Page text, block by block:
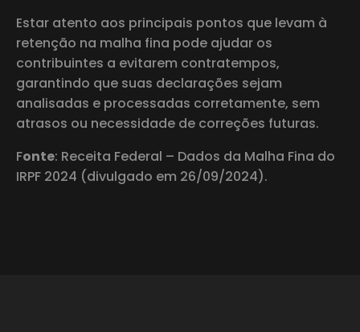
Estar atento aos principais pontos que levam à
retenção na malha fina pode ajudar os
contribuintes a evitarem contratempos,
garantindo que suas declarações sejam
analisadas e processadas corretamente, sem
atrasos ou necessidade de correções futuras.
Fonte: Receita Federal – Dados da Malha Fina do
IRPF 2024 (divulgado em 26/09/2024).